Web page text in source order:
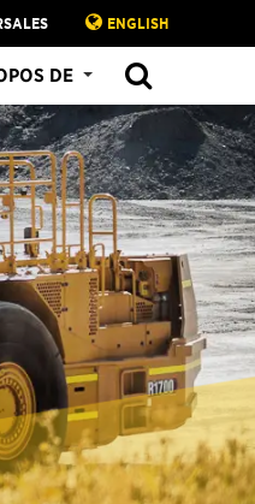
ENGLISH
DE